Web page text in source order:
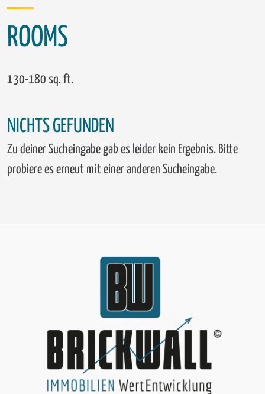
ROOMS
130-180 sq. ft.
NICHTS GEFUNDEN
Zu deiner Sucheingabe gab es leider kein Ergebnis. Bitte
probiere es erneut mit einer anderen Sucheingabe.